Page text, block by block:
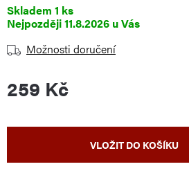
Skladem 1 ks
11.8.2026
Možnosti doručení
259 Kč
VLOŽIT DO KOŠÍKU